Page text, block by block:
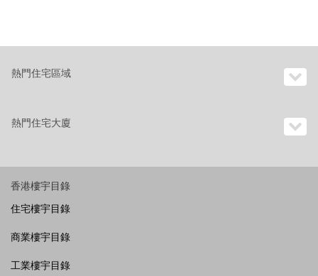
熱門住宅區域
熱門住宅大廈
香港樓宇目錄
住宅樓宇目錄
商業樓宇目錄
工業樓宇目錄